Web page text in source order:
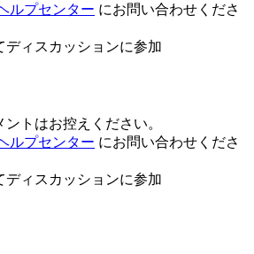
ルプセンター にお問い合わせくださ
ディスカッションに参加
トはお控えください。
ルプセンター にお問い合わせくださ
ディスカッションに参加